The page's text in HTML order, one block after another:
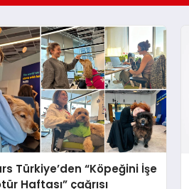
Türkiye’den “Köpeğini İşe
Haftası” çağrısı